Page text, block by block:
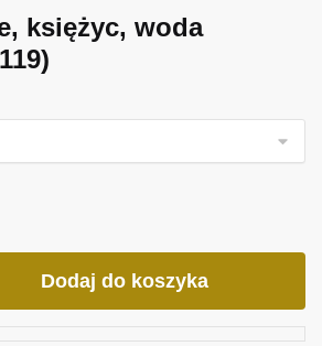
księżyc, woda
Dodaj do koszyka